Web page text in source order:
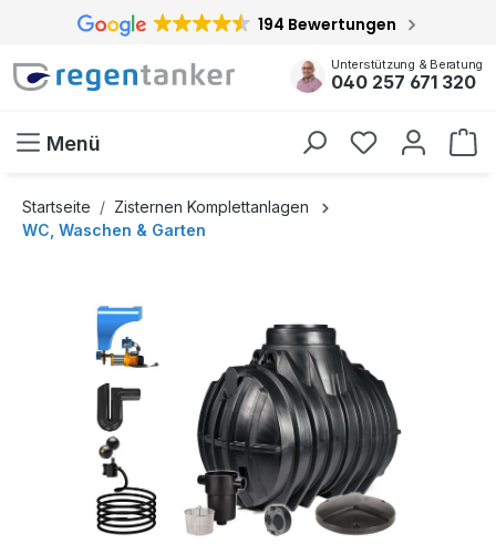
springen 194 Bewertungen
Unterstützung & Beratung
040 257 671 320
Menü
Startseite
Zisternen Komplettanlagen
WC, Waschen & Garten